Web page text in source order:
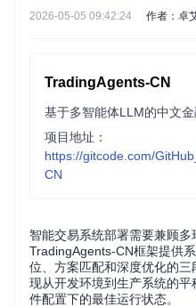
2026-05-05 09:42:24 作者：卓
TradingAgents-CN
项目地址：
https://gitcode.com/
CN
智能交易系统部署需要兼顾
TradingAgents-CN框架提供
位、方案匹配和深度优化的
现从开发环境到生产系统的
件配置下的最佳运行状态。